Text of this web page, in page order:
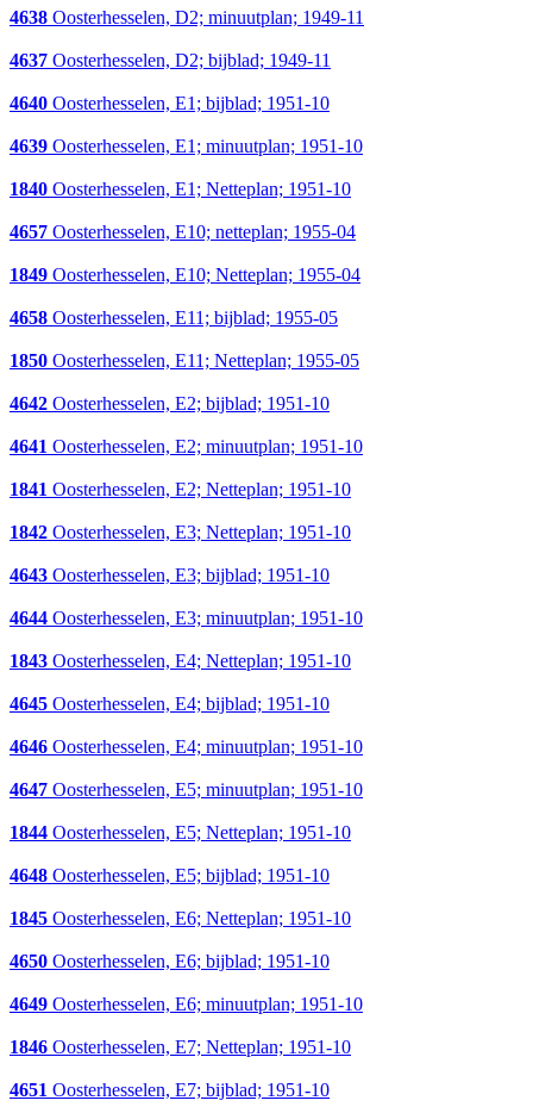
4638 Oosterhesselen, D2; minuutplan; 1949-11
4637 Oosterhesselen, D2; bijblad; 1949-11
4640 Oosterhesselen, E1; bijblad; 1951-10
4639 Oosterhesselen, E1; minuutplan; 1951-10
1840 Oosterhesselen, E1; Netteplan; 1951-10
4657 Oosterhesselen, E10; netteplan; 1955-04
1849 Oosterhesselen, E10; Netteplan; 1955-04
4658 Oosterhesselen, E11; bijblad; 1955-05
1850 Oosterhesselen, E11; Netteplan; 1955-05
4642 Oosterhesselen, E2; bijblad; 1951-10
4641 Oosterhesselen, E2; minuutplan; 1951-10
1841 Oosterhesselen, E2; Netteplan; 1951-10
1842 Oosterhesselen, E3; Netteplan; 1951-10
4643 Oosterhesselen, E3; bijblad; 1951-10
4644 Oosterhesselen, E3; minuutplan; 1951-10
1843 Oosterhesselen, E4; Netteplan; 1951-10
4645 Oosterhesselen, E4; bijblad; 1951-10
4646 Oosterhesselen, E4; minuutplan; 1951-10
4647 Oosterhesselen, E5; minuutplan; 1951-10
1844 Oosterhesselen, E5; Netteplan; 1951-10
4648 Oosterhesselen, E5; bijblad; 1951-10
1845 Oosterhesselen, E6; Netteplan; 1951-10
4650 Oosterhesselen, E6; bijblad; 1951-10
4649 Oosterhesselen, E6; minuutplan; 1951-10
1846 Oosterhesselen, E7; Netteplan; 1951-10
4651 Oosterhesselen, E7; bijblad; 1951-10